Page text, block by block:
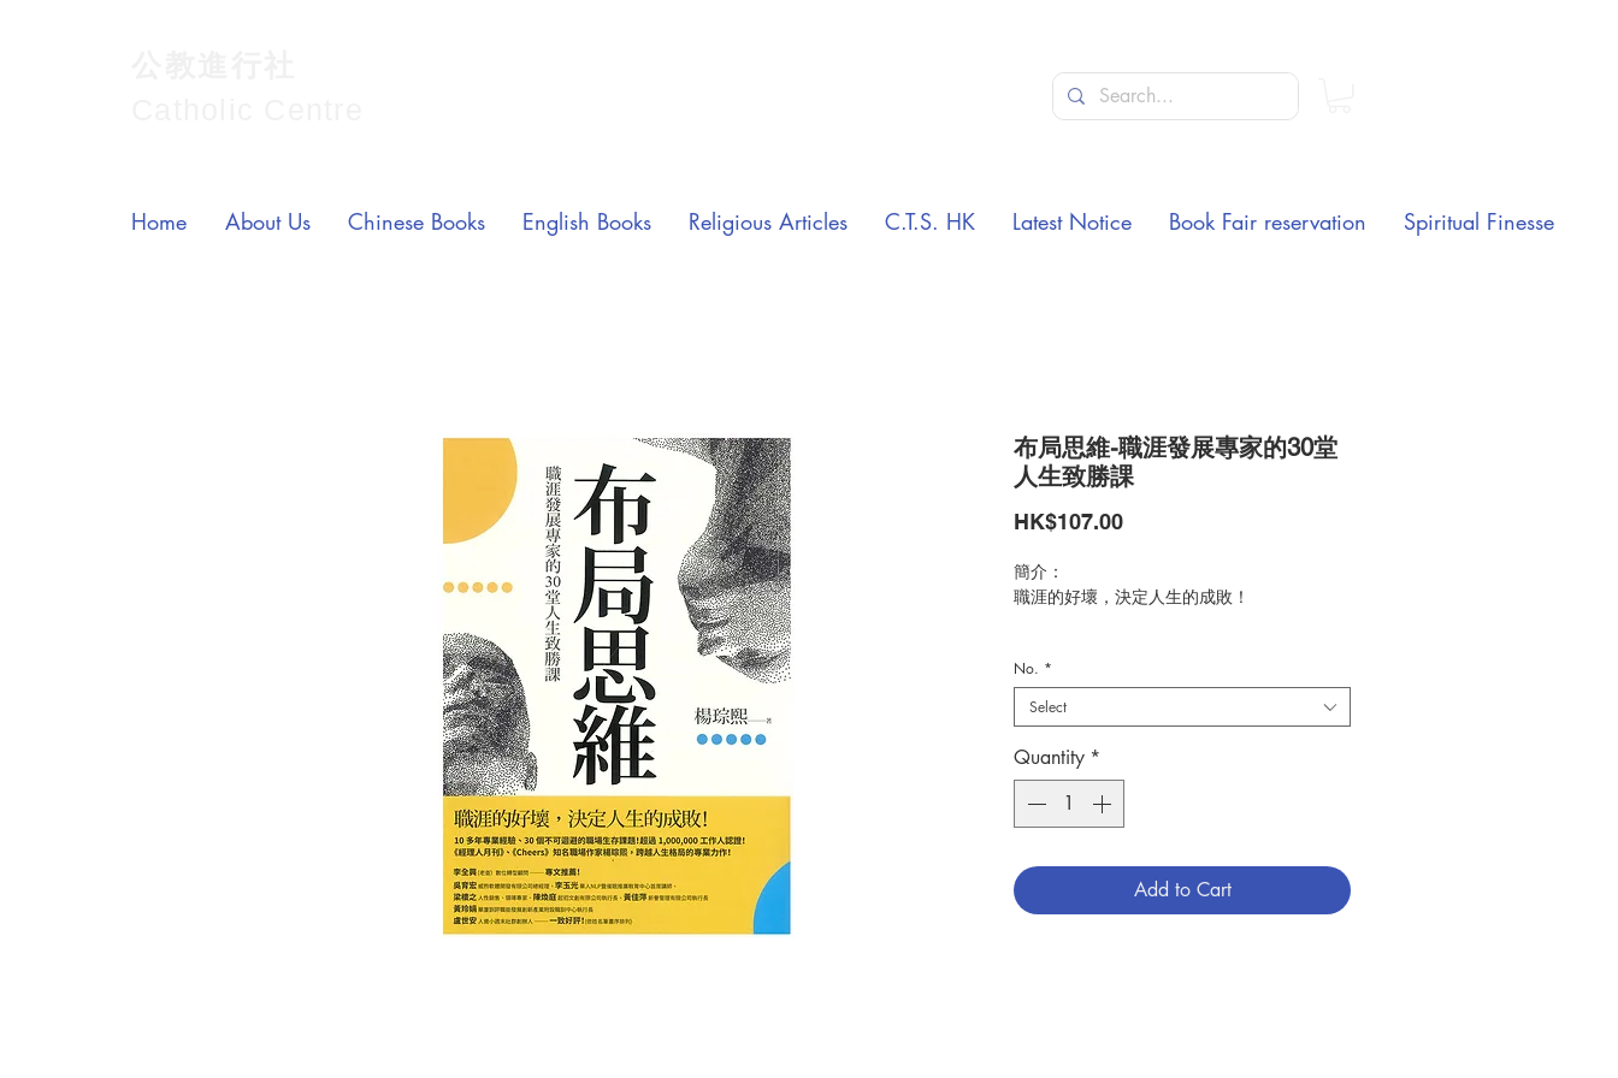
布局思維-職涯發展專家的30堂
人生致勝課
HK$107.00Price
簡介：
職涯的好壞，決定人生的成敗！
課題！超過1,000,000工作人認證！《經理人
月刊》、《Cheers》知名職場作家楊琮熙，
跨越人生格局的專業力作！
只會埋頭苦幹，只能望洋興嘆。啟動職場布
局，收穫複利人生。能否達成夢想與目標，答
案全在你的「眼界」中。
錢多事少離家近，不一定就是「好工作」？
No. *
Select
Quantity *
Add to Cart
Home About Us Chinese Books English Books Religious Articles C.T.S. HK Latest Notice Book Fair reservation Spiritual Finesse